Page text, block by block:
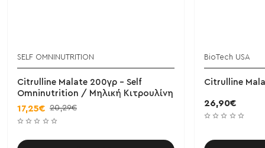
SELF OMNINUTRITION
Citrulline Malate 200γρ - Self
Omninutrition / Μηλική Κιτρουλίνη
17,25€ 20,29€
BioTech USA
Citrulline
26,90€